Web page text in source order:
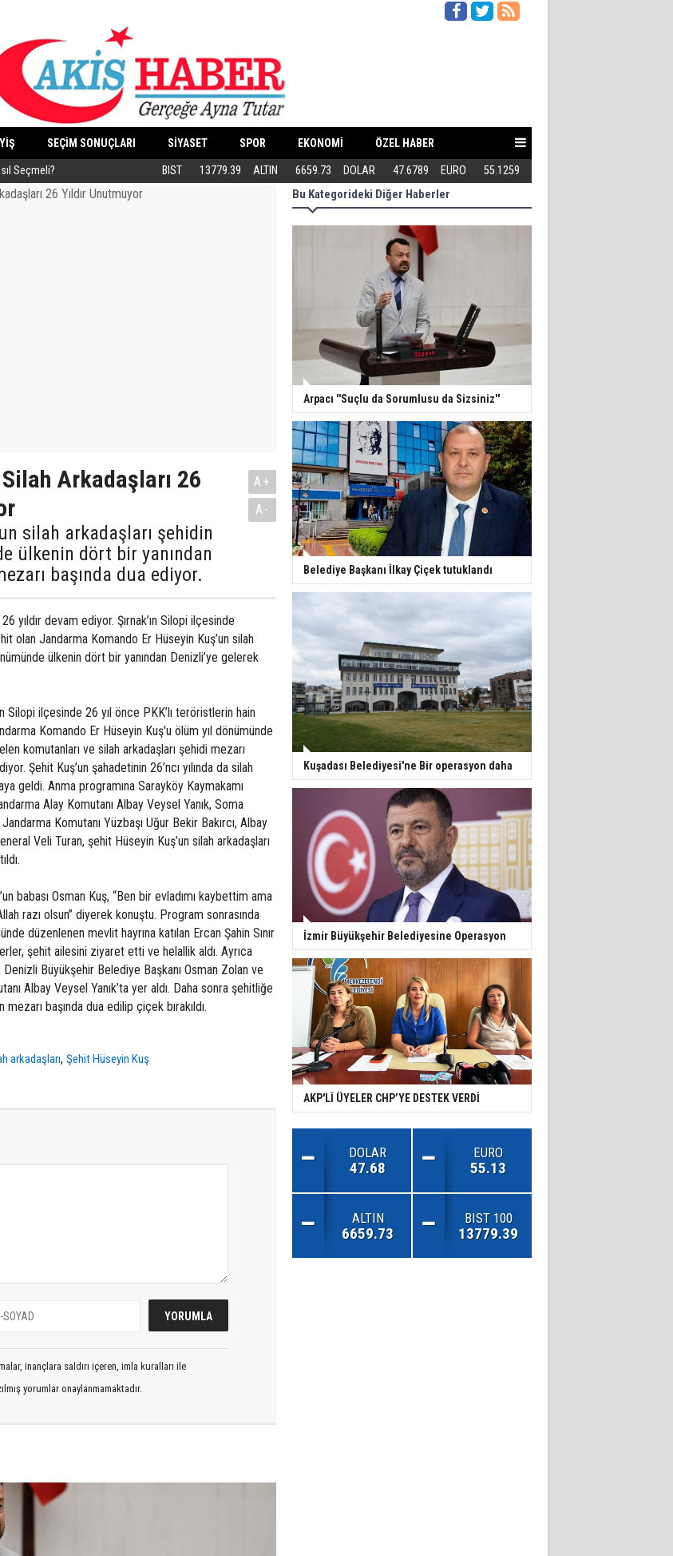
SEÇİM SONUÇLARI SİYASET SPOR EKONOMİ ÖZEL HABER
Seçmeli? Eski Dolgular Ultrasonla Tespit Edilip Eritilebilir mi?
BIST 13779.39 ALTIN 6659.73 DOLAR 47.6789 EURO 55.1259
Arkadaşları 26
silah arkadaşları şehidin
ülkenin dört bir yanından
başında dua ediyor.
A+
A-
yıldır devam ediyor. Şırnak’ın Silopi ilçesinde
olan Jandarma Komando Er Hüseyin Kuş’un silah
ülkenin dört bir yanından Denizli’ye gelerek
Silopi ilçesinde 26 yıl önce PKK’lı teröristlerin hain
Komando Er Hüseyin Kuş'u ölüm yıl dönümünde
komutanları ve silah arkadaşları şehidi mezarı
Şehit Kuş’un şahadetinin 26’ncı yılında da silah
geldi. Anma programına Sarayköy Kaymakamı
Alay Komutanı Albay Veysel Yanık, Soma
Komutanı Yüzbaşı Uğur Bekir Bakırcı, Albay
Veli Turan, şehit Hüseyin Kuş’un silah arkadaşları
babası Osman Kuş, “Ben bir evladımı kaybettim ama
razı olsun” diyerek konuştu. Program sonrasında
düzenlenen mevlit hayrına katılan Ercan Şahin Sınır
şehit ailesini ziyaret etti ve helallik aldı. Ayrıca
Büyükşehir Belediye Başkanı Osman Zolan ve
Albay Veysel Yanık’ta yer aldı. Daha sonra şehitliğe
başında dua edilip çiçek bırakıldı.
arkadaşları,Şehit Hüseyin Kuş
inançlara saldırı içeren, imla kuralları ile
yorumlar onaylanmamaktadır.
Bu Kategorideki Diğer Haberler
Arpacı ''Suçlu da Sorumlusu da Sizsiniz''
Belediye Başkanı İlkay Çiçek tutuklandı
Kuşadası Belediyesi'ne Bir operasyon daha
İzmir Büyükşehir Belediyesine Operasyon
AKP'Lİ ÜYELER CHP’YE DESTEK VERDİ
DOLAR
47.68
EURO
55.13
ALTIN
6659.73
BIST 100
13779.39